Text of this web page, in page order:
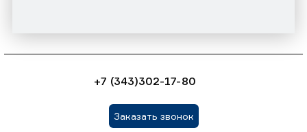
+7 (343)302-17-80
Заказать звонок